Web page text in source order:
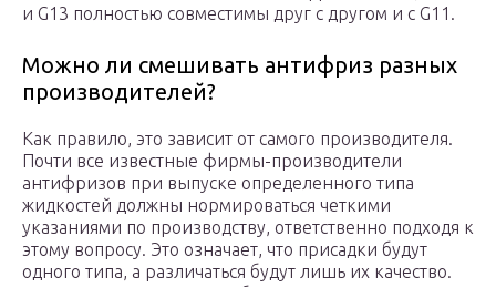
и G13 полностью совместимы друг с другом и с G11.
Можно ли смешивать антифриз разных
производителей?
Как правило, это зависит от самого производителя.
Почти все известные фирмы-производители
антифризов при выпуске определенного типа
жидкостей должны нормироваться четкими
указаниями по производству, ответственно подходя к
этому вопросу. Это означает, что присадки будут
одного типа, а различаться будут лишь их качество.